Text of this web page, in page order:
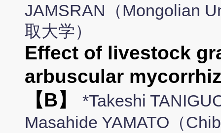
JAMSRAN（Mongolian
取大学）
Effect of livestock
arbuscular
【B】
*Takeshi
Masahide YAMATO（